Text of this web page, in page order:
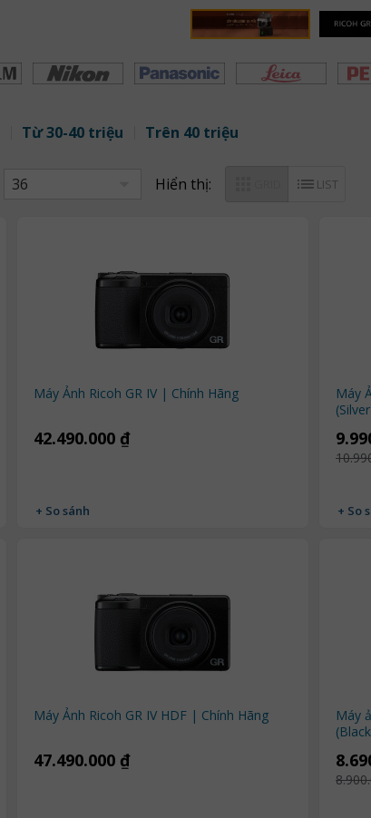
Từ 30-40 triệu Trên 40 triệu
36 Hiển thị: LIST
Máy Ảnh Ricoh GR IV | Chính Hãng
42.490.000 ₫
+ So sánh
Máy
+ So
Máy Ảnh Ricoh GR IV HDF | Chính Hãng
47.490.000 ₫
Máy